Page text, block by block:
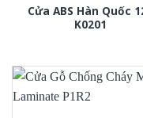
Cửa ABS Hàn Quốc
K0201